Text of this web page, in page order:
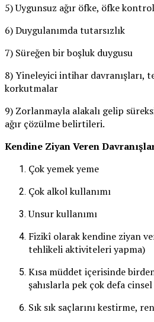
5) Uygunsuz ağır öfke, öfke
6) Duygulanımda tutarsızlık
7) Süreğen bir boşluk duygusu
8) Yineleyici intihar davranışları,
korkutmalar
9) Zorlanmayla alakalı gelip
ağır çözülme belirtileri.
Kendine Ziyan Veren
Çok yemek yeme
Çok alkol kullanımı
Unsur kullanımı
Fizikî olarak kendine ziyan
tehlikeli aktiviteleri yapma)
Kısa müddet içerisinde
şahıslarla pek çok defa
Sık sık saçlarını kestirme,